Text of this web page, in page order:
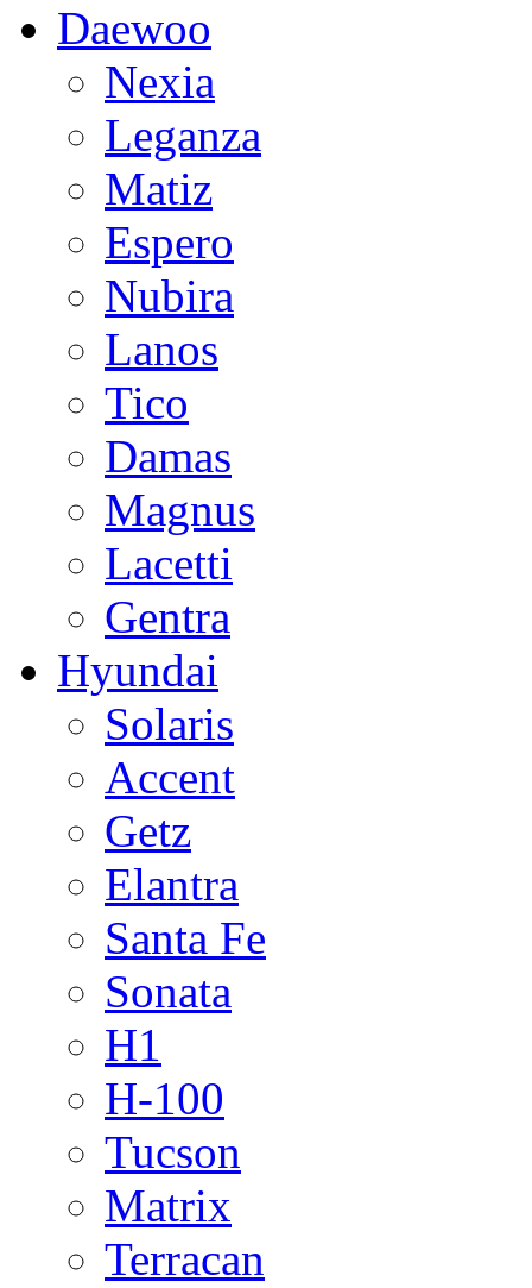
Daewoo
Nexia
Leganza
Matiz
Espero
Nubira
Lanos
Tico
Damas
Magnus
Lacetti
Gentra
Hyundai
Solaris
Accent
Getz
Elantra
Santa Fe
Sonata
H1
H-100
Tucson
Matrix
Terracan